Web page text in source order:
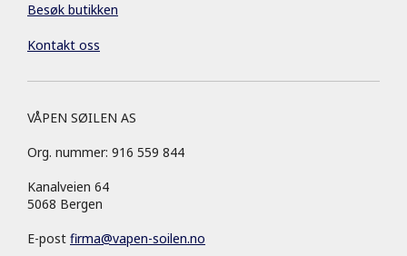
Besøk butikken
Kontakt oss
VÅPEN SØILEN AS
Org. nummer: 916 559 844
Kanalveien 64
5068 Bergen
E-post firma@vapen-soilen.no